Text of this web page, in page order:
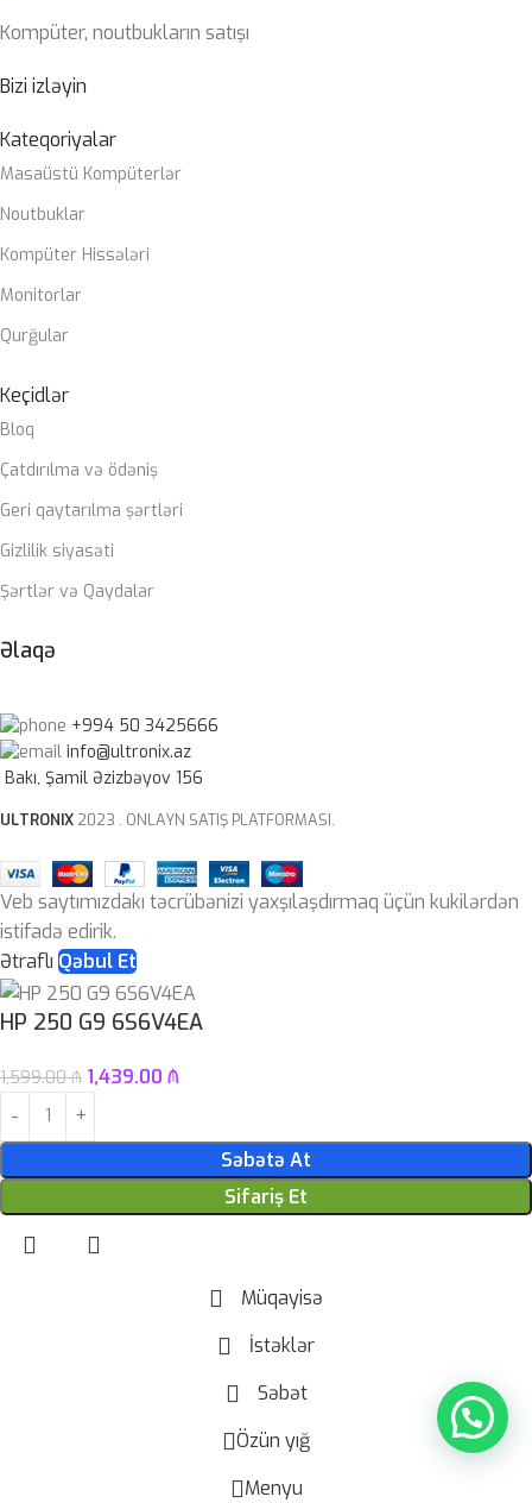
Kompüter, noutbukların satışı
Bizi izləyin
Kateqoriyalar
Masaüstü Kompüterlər
Noutbuklar
Kompüter Hissələri
Monitorlar
Qurğular
Keçidlər
Bloq
Çatdırılma və ödəniş
Geri qaytarılma şərtləri
Gizlilik siyasəti
Şərtlər və Qaydalar
Əlaqə
+994 50 3425666
info@ultronix.az
Bakı, Şamil Əzizbəyov 156
ULTRONIX 2023 . ONLAYN SATIŞ PLATFORMASI.
Veb saytımızdakı təcrübənizi yaxşılaşdırmaq üçün kukilərdən
istifadə edirik.
Ətraflı Qəbul Et
HP 250 G9 6S6V4EA
1,599.00₼ 1,439.00 ₼
Səbətə At
Sifariş Et
Müqayisə
İstəklər
Səbət
Özün yığ
Menyu